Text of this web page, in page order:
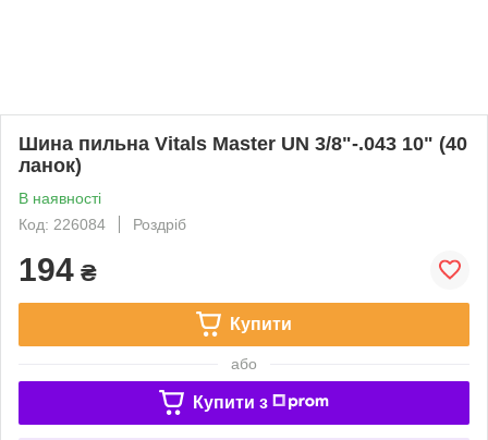
Шина пильна Vitals Master UN 3/8"-.043 10" (40
ланок)
В наявності
Код: 226084
Роздріб
194 ₴
Купити
або
Купити з